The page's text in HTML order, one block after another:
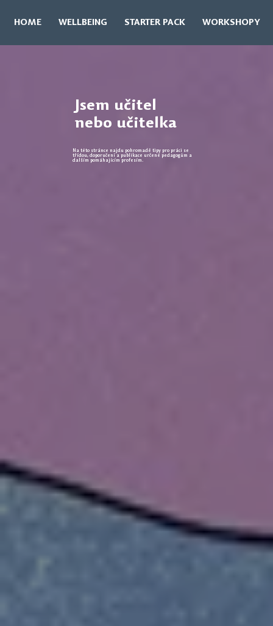
HOME WELLBEING STARTER PACK WORKSHOPY
Jsem učitel
nebo učitelka
Na této stránce najdu pohromadě tipy pro práci se
třídou, doporučení a publikace určené pedagogům a
dalším pomáhajícím profesím.